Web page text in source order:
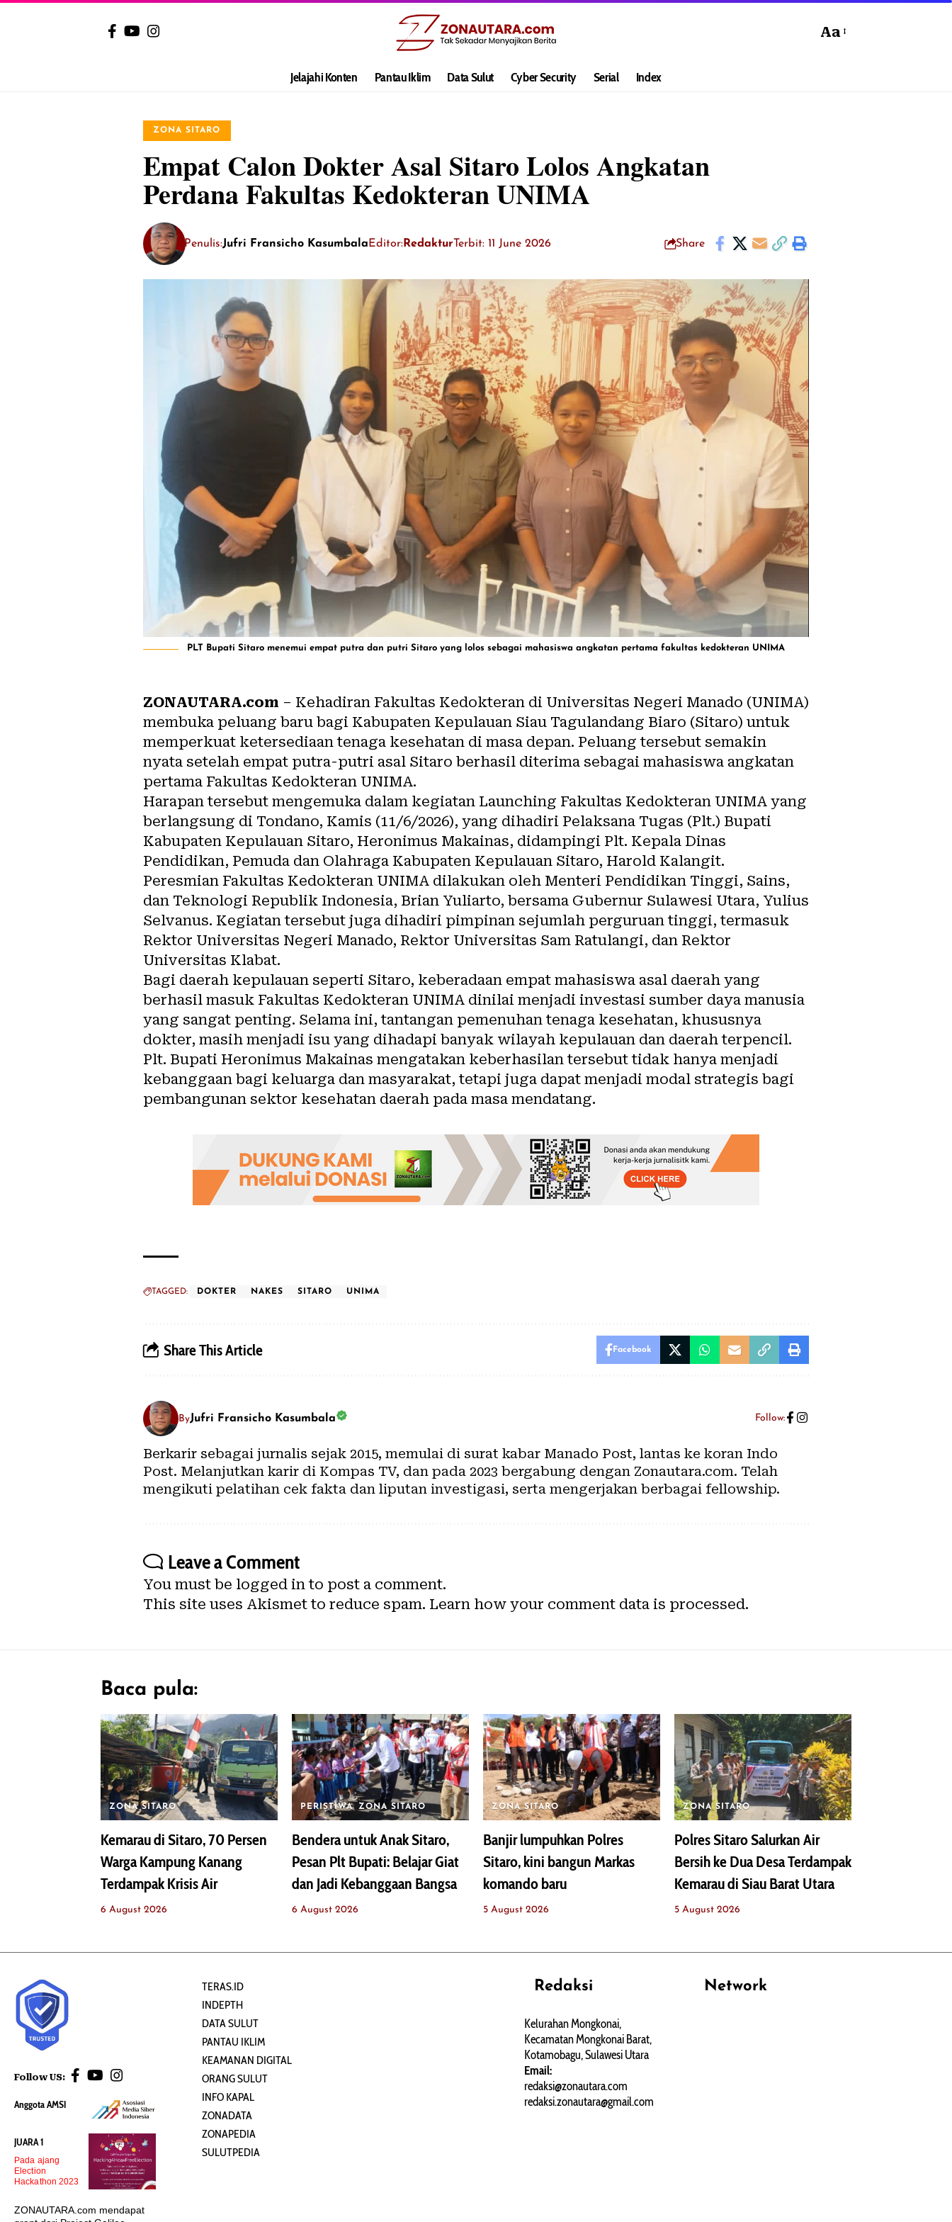
Aa
Jelajahi Konten Pantau Iklim Data Sulut Cyber Security Serial Index
ZONA SITARO
Empat Calon Dokter Asal Sitaro Lolos Angkatan
Perdana Fakultas Kedokteran UNIMA
Penulis:Jufri Fransicho Kasumbala Editor:Redaktur Terbit: 11 June 2026 Share
PLT Bupati Sitaro menemui empat putra dan putri Sitaro yang lolos sebagai mahasiswa angkatan pertama fakultas kedokteran UNIMA
ZONAUTARA.com – Kehadiran Fakultas Kedokteran di Universitas Negeri Manado (UNIMA)
membuka peluang baru bagi Kabupaten Kepulauan Siau Tagulandang Biaro (Sitaro) untuk
memperkuat ketersediaan tenaga kesehatan di masa depan. Peluang tersebut semakin
nyata setelah empat putra-putri asal Sitaro berhasil diterima sebagai mahasiswa angkatan
pertama Fakultas Kedokteran UNIMA.
Harapan tersebut mengemuka dalam kegiatan Launching Fakultas Kedokteran UNIMA yang
berlangsung di Tondano, Kamis (11/6/2026), yang dihadiri Pelaksana Tugas (Plt.) Bupati
Kabupaten Kepulauan Sitaro, Heronimus Makainas, didampingi Plt. Kepala Dinas
Pendidikan, Pemuda dan Olahraga Kabupaten Kepulauan Sitaro, Harold Kalangit.
Peresmian Fakultas Kedokteran UNIMA dilakukan oleh Menteri Pendidikan Tinggi, Sains,
dan Teknologi Republik Indonesia, Brian Yuliarto, bersama Gubernur Sulawesi Utara, Yulius
Selvanus. Kegiatan tersebut juga dihadiri pimpinan sejumlah perguruan tinggi, termasuk
Rektor Universitas Negeri Manado, Rektor Universitas Sam Ratulangi, dan Rektor
Universitas Klabat.
Bagi daerah kepulauan seperti Sitaro, keberadaan empat mahasiswa asal daerah yang
berhasil masuk Fakultas Kedokteran UNIMA dinilai menjadi investasi sumber daya manusia
yang sangat penting. Selama ini, tantangan pemenuhan tenaga kesehatan, khususnya
dokter, masih menjadi isu yang dihadapi banyak wilayah kepulauan dan daerah terpencil.
Plt. Bupati Heronimus Makainas mengatakan keberhasilan tersebut tidak hanya menjadi
kebanggaan bagi keluarga dan masyarakat, tetapi juga dapat menjadi modal strategis bagi
pembangunan sektor kesehatan daerah pada masa mendatang.
TAGGED: DOKTER NAKES SITARO UNIMA
Share This Article Facebook
ByJufri Fransicho Kasumbala Follow:
Berkarir sebagai jurnalis sejak 2015, memulai di surat kabar Manado Post, lantas ke koran Indo
Post. Melanjutkan karir di Kompas TV, dan pada 2023 bergabung dengan Zonautara.com. Telah
mengikuti pelatihan cek fakta dan liputan investigasi, serta mengerjakan berbagai fellowship.
Leave a Comment
You must be logged into post a comment.
This site uses Akismet to reduce spam. Learn how your comment data is processed.
Baca pula:
ZONA SITARO
Kemarau di Sitaro, 70 Persen
Warga Kampung Kanang
Terdampak Krisis Air
6 August 2026
PERISTIWA ZONA SITARO
Bendera untuk Anak Sitaro,
Pesan Plt Bupati: Belajar Giat
dan Jadi Kebanggaan Bangsa
6 August 2026
ZONA SITARO
Banjir lumpuhkan Polres
Sitaro, kini bangun Markas
komando baru
5 August 2026
ZONA SITARO
Polres Sitaro Salurkan Air
Bersih ke Dua Desa Terdampak
Kemarau di Siau Barat Utara
5 August 2026
Follow US:
Anggota AMSI
JUARA 1
Pada ajang
Election
Hackathon 2023
ZONAUTARA.com mendapat
TERAS.ID
INDEPTH
DATA SULUT
PANTAU IKLIM
KEAMANAN DIGITAL
ORANG SULUT
INFO KAPAL
ZONADATA
ZONAPEDIA
SULUTPEDIA
Redaksi
Kelurahan Mongkonai,
Kecamatan Mongkonai Barat,
Kotamobagu, Sulawesi Utara
Email:
redaksi@zonautara.com
redaksi.zonautara@gmail.com
Network